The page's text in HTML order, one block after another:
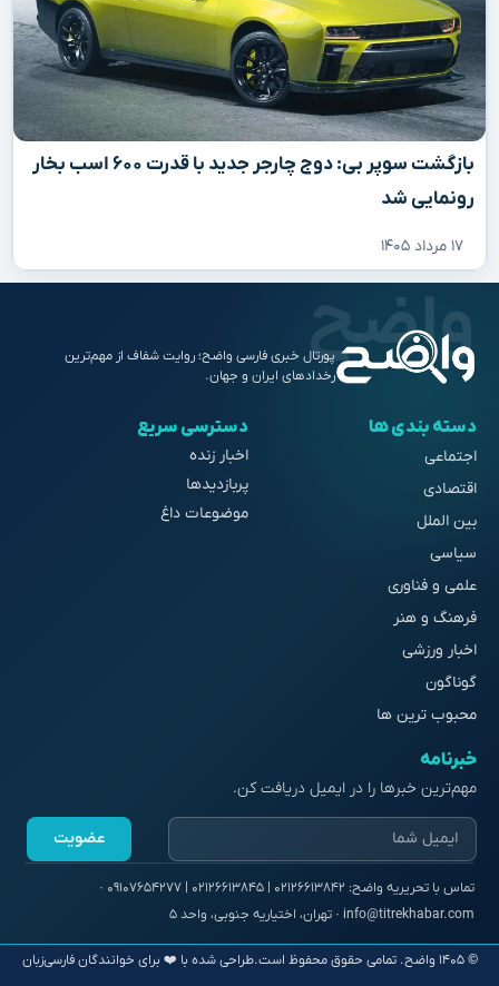
بازگشت سوپر بی: دوج چارجر جدید با قدرت ۶۰۰ اسب بخار
رونمایی شد
۱۷ مرداد ۱۴۰۵
پورتال خبری فارسی واضح؛ روایت شفاف از مهم‌ترین
رخدادهای ایران و جهان.
دسته بندی ها
اجتماعی
اقتصادی
بین الملل
سیاسی
علمی و فناوری
فرهنگ و هنر
اخبار ورزشی
گوناگون
محبوب ترین ها
دسترسی سریع
اخبار زنده
پربازدیدها
موضوعات داغ
خبرنامه
مهم‌ترین خبرها را در ایمیل دریافت کن.
عضویت
© ۱۴۰۵ واضح. تمامی حقوق محفوظ است. طراحی شده با ❤️ برای خوانندگان فارسی‌زبان